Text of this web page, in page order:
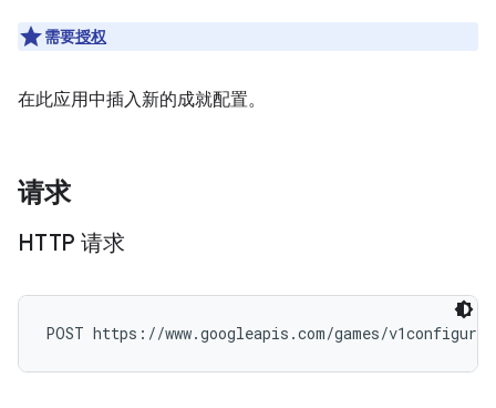
需要授权
在此应用中插入新的成就配置。
请求
HTTP 请求
POST https://www.googleapis.com/games/